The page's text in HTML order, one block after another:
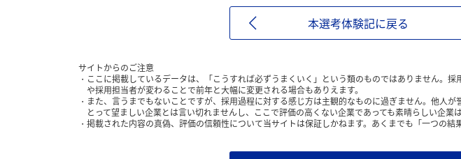
本選考体験記に戻る
サイトからのご注意
ここに掲載しているデータは、「こうすれば必ずうまくいく」という類のものではありません。
や採用担当者が変わることで前年と大幅に変更される場合もありえます。
また、言うまでもないことですが、採用過程に対する感じ方は主観的なものに過ぎません。他人
とって望ましい企業とは言い切れませんし、ここで評価の高くない企業であっても素晴らしい企業は
掲載された内容の真偽、評価の信頼性について当サイトは保証しかねます。あくまでも「一つの結